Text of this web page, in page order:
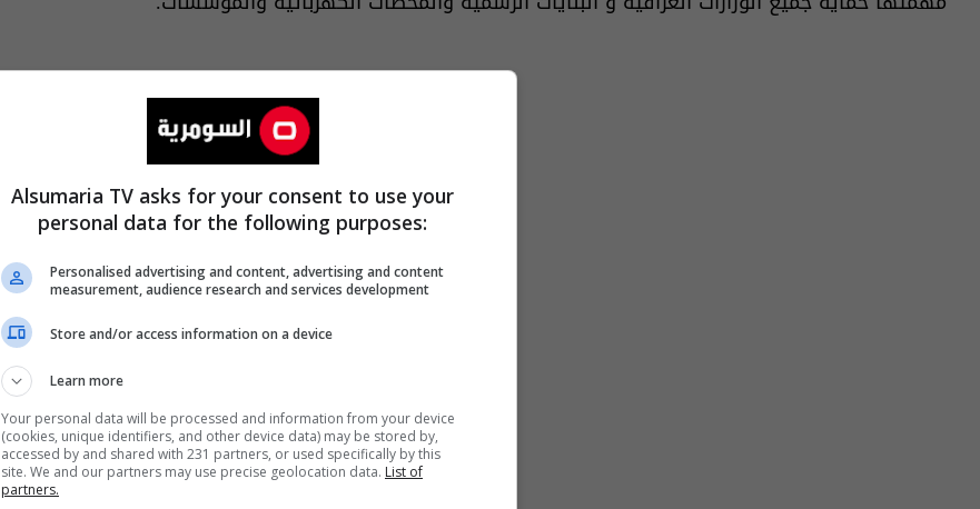
Alsumaria TV asks for your consent to use your
personal data for the following purposes:
Personalised advertising and content, advertising and content
measurement, audience research and services development
Store and/or access information on a device
Learn more
Your personal data will be processed and information from your device
(cookies, unique identifiers, and other device data) may be stored by,
accessed by and shared with 231 partners, or used specifically by this
site. We and our partners may use precise geolocation data. List of
partners.